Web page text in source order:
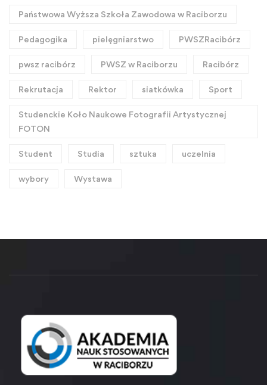
Państwowa Wyższa Szkoła Zawodowa w Raciborzu
Pedagogika pielęgniarstwo PWSZRacibórz
pwsz racibórz PWSZ w Raciborzu Racibórz
Rekrutacja Rektor siatkówka Sport
Studenckie Koło Naukowe Fotografii Artystycznej
FOTON
Student Studia sztuka uczelnia
wybory Wystawa